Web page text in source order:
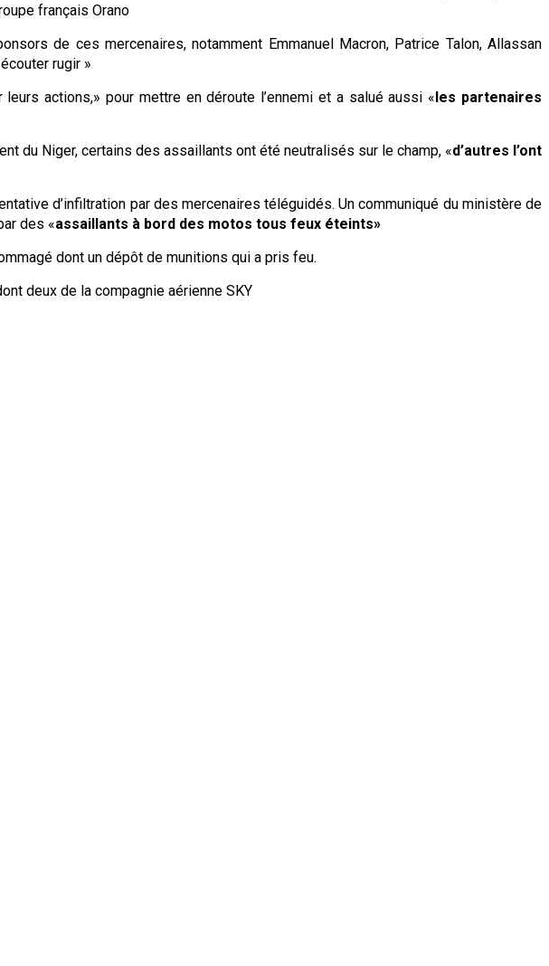
français Orano
de ces mercenaires, notamment Emmanuel Macron, Patrice Talon, Allassan
rugir »
actions,» pour mettre en déroute l’ennemi et a salué aussi «les partenaires
du Niger, certains des assaillants ont été neutralisés sur le champ, «d’autres l’ont
d’infiltration par des mercenaires téléguidés. Un communiqué du ministère de
des «assaillants à bord des motos tous feux éteints»
dont un dépôt de munitions qui a pris feu.
deux de la compagnie aérienne SKY